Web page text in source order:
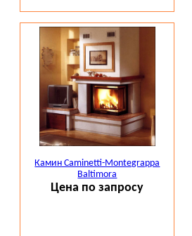
Камин Caminetti-Montegrappa
Baltimora
Цена по запросу